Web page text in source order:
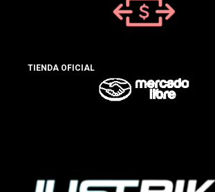
TIENDA OFICIAL